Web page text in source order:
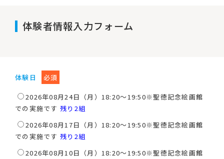
体験者情報入力フォーム
体験日 必須
2026年08月24日（月）18:20～19:50※聖徳記念絵画館
での実施です 残り2組
2026年08月17日（月）18:20～19:50※聖徳記念絵画館
での実施です 残り2組
2026年08月10日（月）18:20～19:50※聖徳記念絵画館